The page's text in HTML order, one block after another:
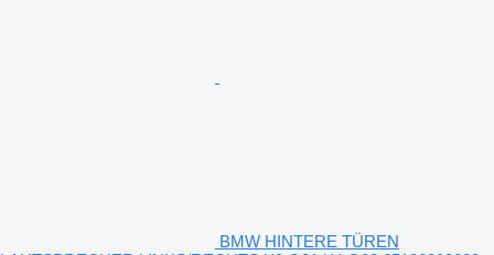
BMW HINTERE TÜREN